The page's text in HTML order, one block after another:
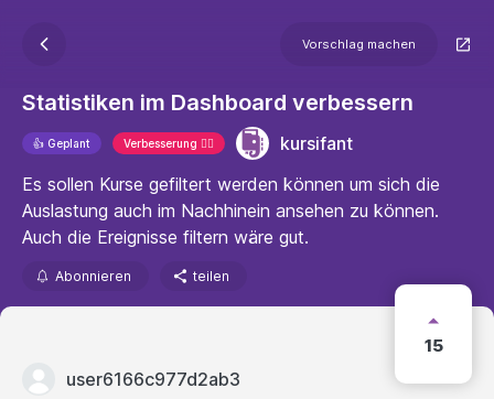
Vorschlag machen
Statistiken im Dashboard verbessern
👍 Geplant Verbesserung 🐱‍🏍
kursifant
Es sollen Kurse gefiltert werden können um sich die
Auslastung auch im Nachhinein ansehen zu können.
Auch die Ereignisse filtern wäre gut.
Abonnieren teilen
15
user6166c977d2ab3